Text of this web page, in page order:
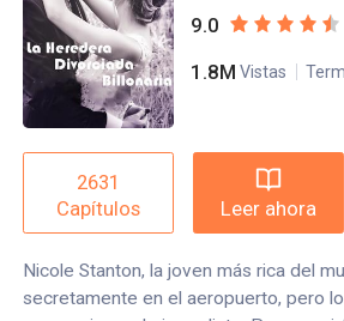
9.0
1.8M Vistas
2631
Capítulos
Leer ahora
Nicole Stanton, la joven más rica del
secretamente en el aeropuerto, pero